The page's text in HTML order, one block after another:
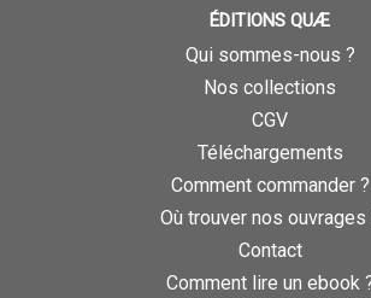
ÉDITIONS QUÆ
Qui sommes-nous ?
Nos collections
CGV
Téléchargements
Comment commander ?
Où trouver nos ouvrages
Contact
Comment lire un ebook